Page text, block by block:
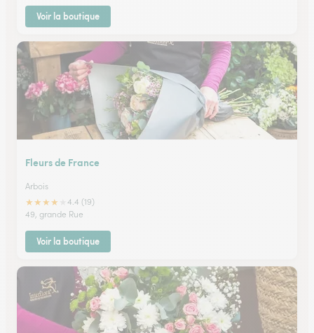
Voir la boutique
Fleurs de France
Arbois
★★★★
4.4 (19)
49, grande Rue
Voir la boutique